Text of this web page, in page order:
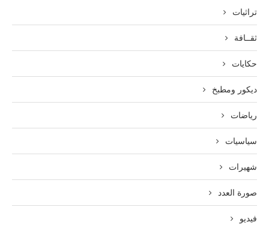
تراثيات
ثقــافة
حكايات
ديكور ومطبخ
رياضات
سياسيات
شهيرات
صورة العدد
فيديو